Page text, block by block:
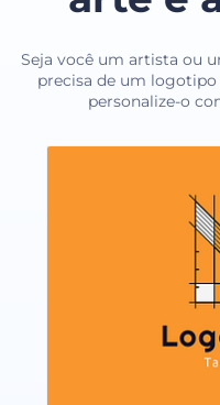
Seja você um artista ou
precisa de um logotipo
personalize-o